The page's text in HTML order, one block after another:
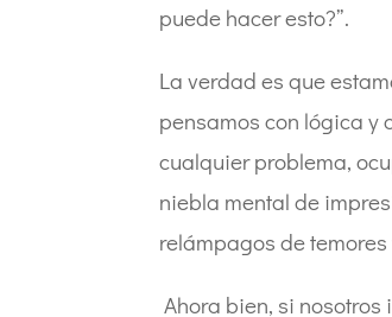
puede hacer esto?”.
La verdad es que
pensamos con lógica y
cualquier problema,
niebla mental de
relámpagos de
Ahora bien, si